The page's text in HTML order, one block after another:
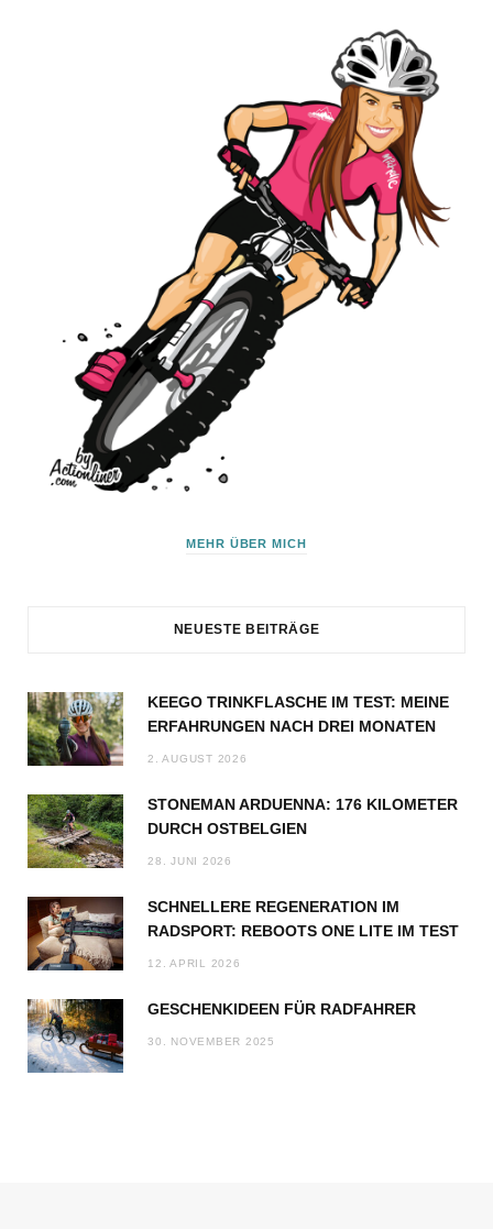
MEHR ÜBER MICH
NEUESTE BEITRÄGE
KEEGO TRINKFLASCHE IM TEST: MEINE
ERFAHRUNGEN NACH DREI MONATEN
2. AUGUST 2026
STONEMAN ARDUENNA: 176 KILOMETER
DURCH OSTBELGIEN
28. JUNI 2026
SCHNELLERE REGENERATION IM
RADSPORT: REBOOTS ONE LITE IM TEST
12. APRIL 2026
GESCHENKIDEEN FÜR RADFAHRER
30. NOVEMBER 2025